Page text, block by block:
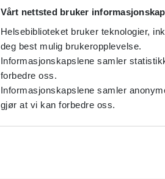
Vårt nettsted bruker
Helsebiblioteket bruker teknologier,
deg best mulig brukeropplevelse.
Informasjonskapslene samler
forbedre oss.
Informasjonskapslene samler
gjør at vi kan forbedre oss.